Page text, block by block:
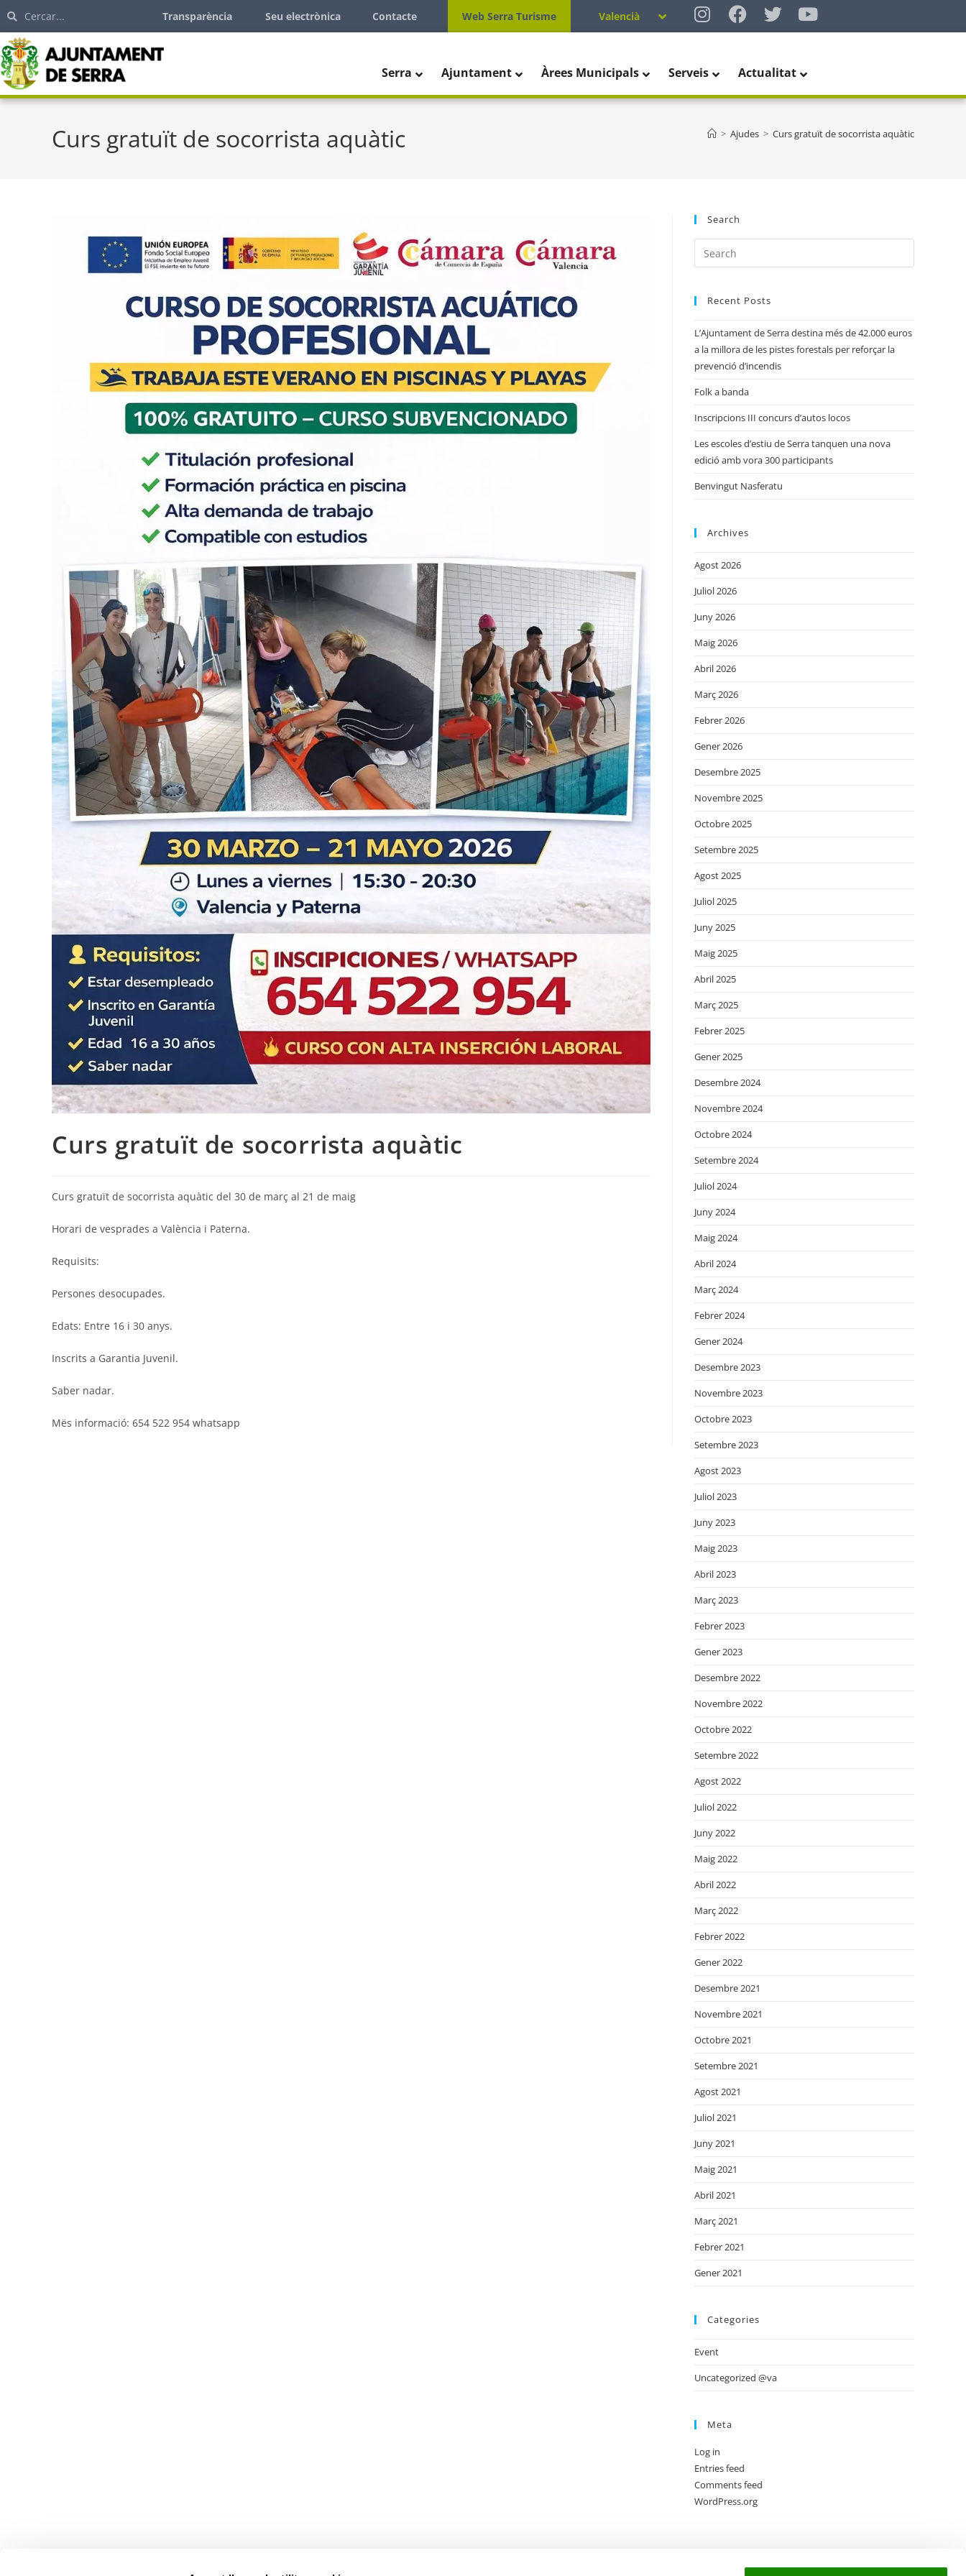
Transparència Seu electrònica Contacte Web Serra Turisme Valencià
Serra Ajuntament Àrees Municipals Serveis Actualitat
Curs gratuït de socorrista aquàtic > Ajudes > Curs gratuït de socorrista aquàtic
Curs gratuït de socorrista aquàtic
Curs gratuït de socorrista aquàtic del 30 de març al 21 de maig
Horari de vesprades a València i Paterna.
Requisits:
Persones desocupades.
Edats: Entre 16 i 30 anys.
Inscrits a Garantia Juvenil.
Saber nadar.
Mës informació: 654 522 954 whatsapp
Search
Recent Posts
L’Ajuntament de Serra destina més de 42.000 euros
a la millora de les pistes forestals per reforçar la
prevenció d’incendis
Folk a banda
Inscripcions III concurs d’autos locos
Les escoles d’estiu de Serra tanquen una nova
edició amb vora 300 participants
Benvingut Nasferatu
Archives
Agost 2026
Juliol 2026
Juny 2026
Maig 2026
Abril 2026
Març 2026
Febrer 2026
Gener 2026
Desembre 2025
Novembre 2025
Octobre 2025
Setembre 2025
Agost 2025
Juliol 2025
Juny 2025
Maig 2025
Abril 2025
Març 2025
Febrer 2025
Gener 2025
Desembre 2024
Novembre 2024
Octobre 2024
Setembre 2024
Juliol 2024
Juny 2024
Maig 2024
Abril 2024
Març 2024
Febrer 2024
Gener 2024
Desembre 2023
Novembre 2023
Octobre 2023
Setembre 2023
Agost 2023
Juliol 2023
Juny 2023
Maig 2023
Abril 2023
Març 2023
Febrer 2023
Gener 2023
Desembre 2022
Novembre 2022
Octobre 2022
Setembre 2022
Agost 2022
Juliol 2022
Juny 2022
Maig 2022
Abril 2022
Març 2022
Febrer 2022
Gener 2022
Desembre 2021
Novembre 2021
Octobre 2021
Setembre 2021
Agost 2021
Juliol 2021
Juny 2021
Maig 2021
Abril 2021
Març 2021
Febrer 2021
Gener 2021
Categories
Event
Uncategorized @va
Meta
Log in
Entries feed
Comments feed
WordPress.org